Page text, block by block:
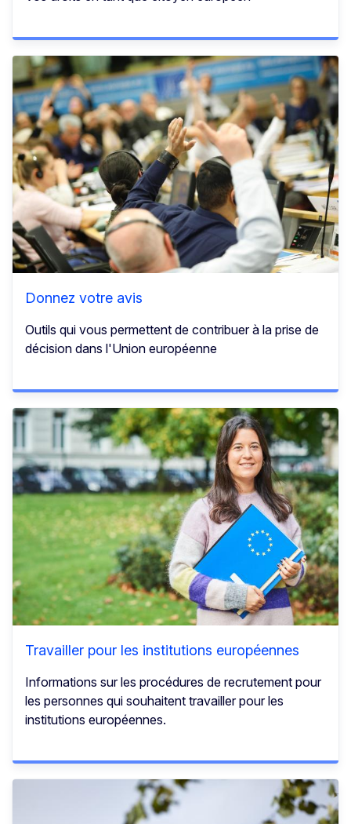
Donnez votre avis
Outils qui vous permettent de contribuer à la prise de
décision dans l'Union européenne
Travailler pour les institutions européennes
Informations sur les procédures de recrutement pour
les personnes qui souhaitent travailler pour les
institutions européennes.